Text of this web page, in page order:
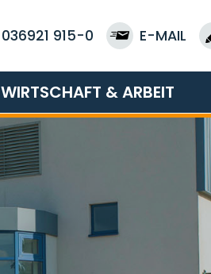
036921 915-0 E-MAIL
WIRTSCHAFT & ARBEIT